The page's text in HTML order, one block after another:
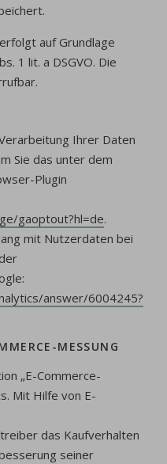
auf Grundlage
1 lit. a DSGVO. Die
Ihrer Daten
Sie das unter dem
Plugin
gaoptout?hl=de.
mit Nutzerdaten bei
answer/6004245?
MESSUNG
„E-Commerce-
Mit Hilfe von E-
das Kaufverhalten
seiner